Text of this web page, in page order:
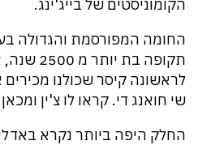
הקומוניסטים של בייג'ינג.
החומה המפורסמת והגדולה
תקופה בת
לראשונה קיסר שכולנו
שי חואנג די. קראו לו צ'ין ומכאן
החלק היפה ביותר נקרא